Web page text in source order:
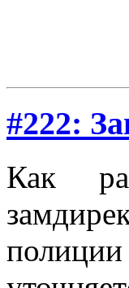
#222:
Как